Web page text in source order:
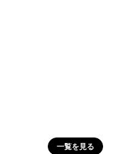
一覧を見る